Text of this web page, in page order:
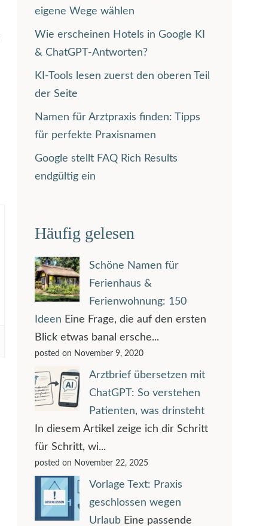
eigene Wege wählen
Wie erscheinen Hotels in Google KI
& ChatGPT-Antworten?
KI-Tools lesen zuerst den oberen Teil
der Seite
Namen für Arztpraxis finden: Tipps
für perfekte Praxisnamen
Google stellt FAQ Rich Results
endgültig ein
Häufig gelesen
Schöne Namen für
Ferienhaus &
Ferienwohnung: 150
Ideen Eine Frage, die auf den ersten
Blick etwas banal ersche...
posted on November 9, 2020
Arztbrief übersetzen mit
ChatGPT: So verstehen
Patienten, was drinsteht
In diesem Artikel zeige ich dir Schritt
für Schritt, wi...
posted on November 22, 2025
Vorlage Text: Praxis
geschlossen wegen
Urlaub Eine passende